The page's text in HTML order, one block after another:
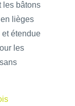
les bâtons
lièges
étendue
les